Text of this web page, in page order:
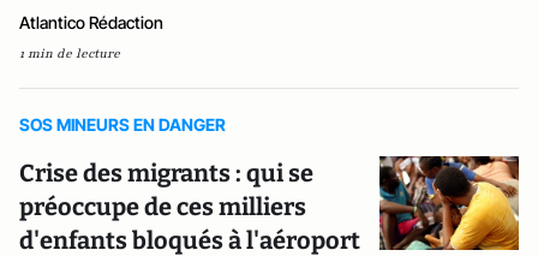
Atlantico Rédaction
1 min de lecture
SOS MINEURS EN DANGER
Crise des migrants : qui se
préoccupe de ces milliers
d'enfants bloqués à l'aéroport